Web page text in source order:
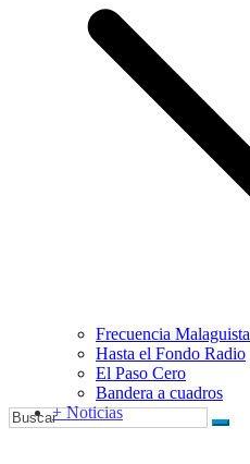
Frecuencia Malaguista
Hasta el Fondo Radio
El Paso Cero
Bandera a cuadros
+ Noticias